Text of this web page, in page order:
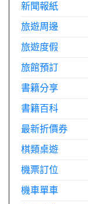
新聞報紙
旅遊周邊
旅遊度假
旅館預訂
書籍分享
書籍百科
最新折價券
棋類桌遊
機票訂位
機車單車